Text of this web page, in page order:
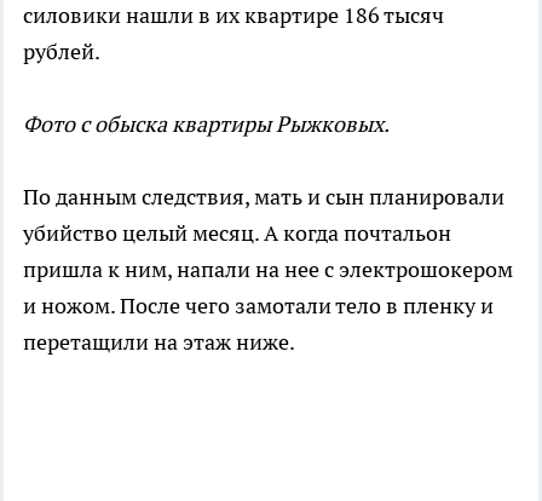
силовики нашли в их квартире 186 тысяч
рублей.
Фото с обыска квартиры Рыжковых.
По данным следствия, мать и сын планировали
убийство целый месяц. А когда почтальон
пришла к ним, напали на нее с электрошокером
и ножом. После чего замотали тело в пленку и
перетащили на этаж ниже.